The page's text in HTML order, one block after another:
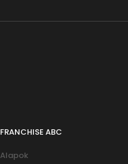
FRANCHISE ABC
Alapok